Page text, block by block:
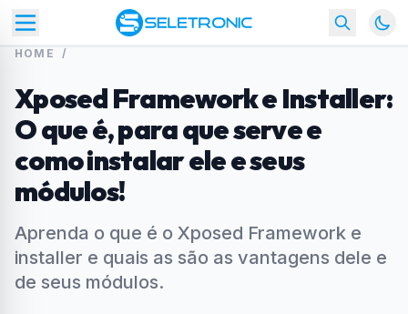
HOME /
Xposed Framework e Installer:
O que é, para que serve e
como instalar ele e seus
módulos!
Aprenda o que é o Xposed Framework e
installer e quais as são as vantagens dele e
de seus módulos.